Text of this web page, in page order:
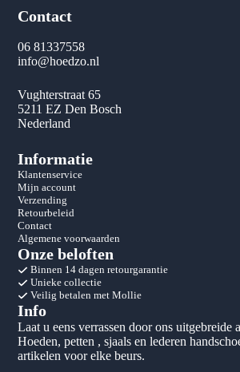
Contact
06 81337558
info@hoedzo.nl
Vughterstraat 65
5211 EZ Den Bosch
Nederland
Informatie
Klantenservice
Mijn account
Verzending
Retourbeleid
Contact
Algemene voorwaarden
Onze beloften
Binnen 14 dagen retourgarantie
Unieke collectie
Veilig betalen met Mollie
Info
Laat u eens verrassen door ons uitgebreide
Hoeden, petten , sjaals en lederen
artikelen voor elke beurs.